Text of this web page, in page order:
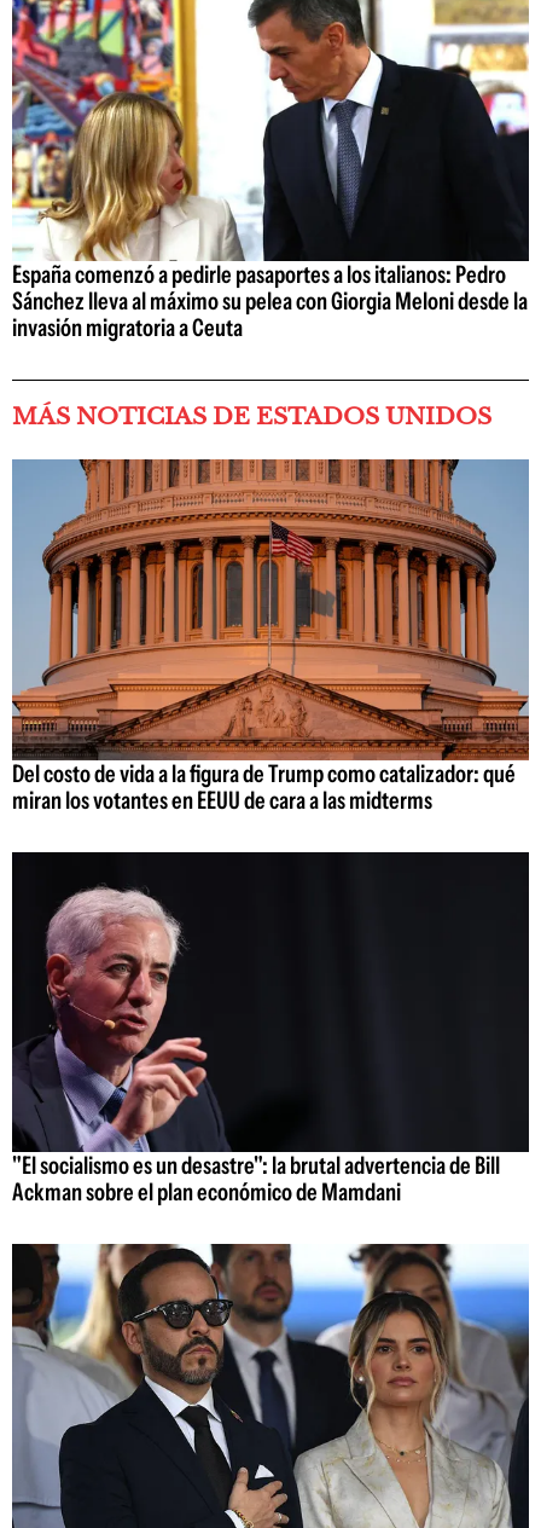
España comenzó a pedirle pasaportes a los italianos: Pedro
Sánchez lleva al máximo su pelea con Giorgia Meloni desde la
invasión migratoria a Ceuta
MÁS NOTICIAS DE ESTADOS UNIDOS
Del costo de vida a la figura de Trump como catalizador: qué
miran los votantes en EEUU de cara a las midterms
"El socialismo es un desastre": la brutal advertencia de Bill
Ackman sobre el plan económico de Mamdani